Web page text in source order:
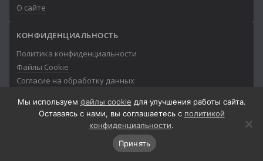
О сайте
КОНФИДЕНЦИАЛЬНОСТЬ
Политика конфиденциальности
Файлы Cookie
Согласие на обработку данных
© 2013-2026Айтишник
Мы используем файлы cookie для улучшения работы сайта.
Оставаясь с нами, вы соглашаетесь с политикой
конфиденциальности.
Принять